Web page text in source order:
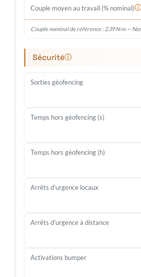
Couple moyen au travail (% nominal)ⓘ
Couple nominal de référence : 2.39 N·m —
Sécuritéⓘ
Sorties géofencing
Temps hors géofencing (s)
Temps hors géofencing (h)
Arrêts d'urgence locaux
Arrêts d'urgence à distance
Activations bumper